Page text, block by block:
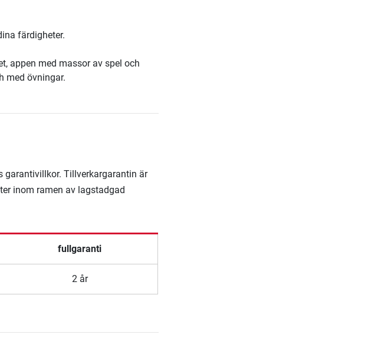
färdigheter.
appen med massor av spel och
med övningar.
garantivillkor. Tillverkargarantin är
inom ramen av lagstadgad
fullgaranti
2 år